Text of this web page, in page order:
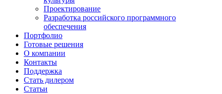
Проектирование
Разработка российского программного
обеспечения
Портфолио
Готовые решения
О компании
Контакты
Поддержка
Стать дилером
Статьи